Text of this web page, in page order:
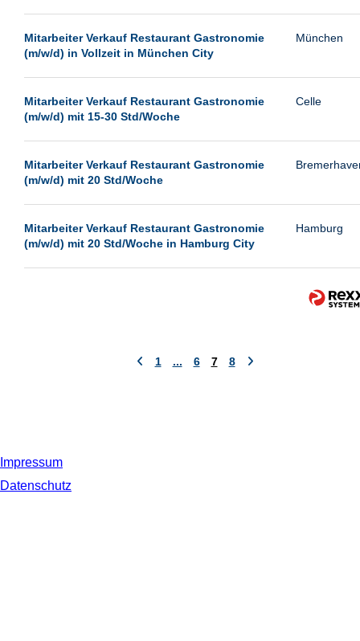
Mitarbeiter Verkauf Restaurant Gastronomie
(m/w/d) in Vollzeit in München City
München
Mitarbeiter Verkauf Restaurant Gastronomie
(m/w/d) mit 15-30 Std/Woche
Celle
Mitarbeiter Verkauf Restaurant Gastronomie
(m/w/d) mit 20 Std/Woche
Mitarbeiter Verkauf Restaurant Gastronomie
(m/w/d) mit 20 Std/Woche in Hamburg City
Hamburg
1 ... 6 7 8
Impressum
Datenschutz